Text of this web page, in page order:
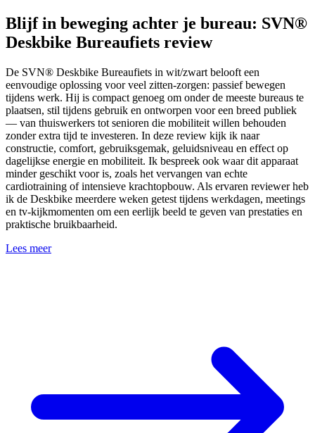
Blijf in beweging achter je bureau: SVN®
Deskbike Bureaufiets review
De SVN® Deskbike Bureaufiets in wit/zwart belooft een
eenvoudige oplossing voor veel zitten-zorgen: passief bewegen
tijdens werk. Hij is compact genoeg om onder de meeste bureaus te
plaatsen, stil tijdens gebruik en ontworpen voor een breed publiek
— van thuiswerkers tot senioren die mobiliteit willen behouden
zonder extra tijd te investeren. In deze review kijk ik naar
constructie, comfort, gebruiksgemak, geluidsniveau en effect op
dagelijkse energie en mobiliteit. Ik bespreek ook waar dit apparaat
minder geschikt voor is, zoals het vervangen van echte
cardiotraining of intensieve krachtopbouw. Als ervaren reviewer heb
ik de Deskbike meerdere weken getest tijdens werkdagen, meetings
en tv-kijkmomenten om een eerlijk beeld te geven van prestaties en
praktische bruikbaarheid.
Lees meer